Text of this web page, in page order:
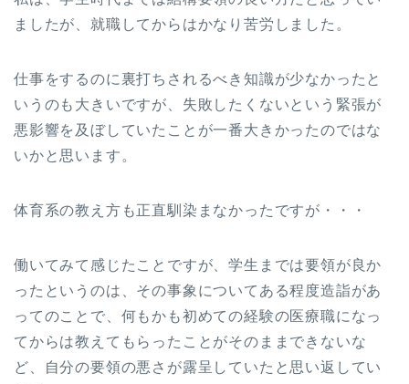
ましたが、就職してからはかなり苦労しました。
仕事をするのに裏打ちされるべき知識が少なかったと
いうのも大きいですが、失敗したくないという緊張が
悪影響を及ぼしていたことが一番大きかったのではな
いかと思います。
体育系の教え方も正直馴染まなかったですが・・・
働いてみて感じたことですが、学生までは要領が良か
ったというのは、その事象についてある程度造詣があ
ってのことで、何もかも初めての経験の医療職になっ
てからは教えてもらったことがそのままできないな
ど、自分の要領の悪さが露呈していたと思い返してい